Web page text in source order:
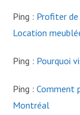
Ping : Profiter
Location
Ping : Pourquoi
Ping :Comment
Montréal